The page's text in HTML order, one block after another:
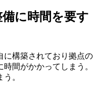
に時間を要す
に構築されており拠点の
間がかかってしまう。
。